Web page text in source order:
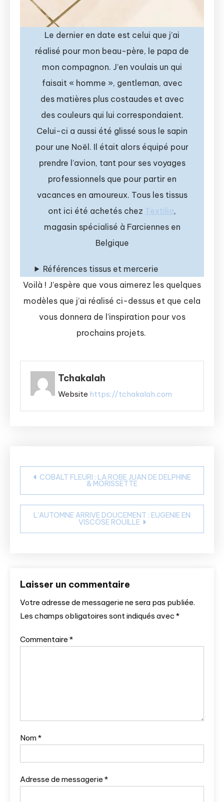
Le dernier en date est celui que j’ai
réalisé pour mon beau-père, le papa de
mon compagnon. J’en voulais un qui
faisait « homme », gentleman, avec
des matières plus costaudes et avec
des couleurs qui lui correspondaient.
Celui-ci a aussi été glissé sous le sapin
pour une Noël. Il était alors équipé pour
prendre l’avion, tant pour ses voyages
professionnels que pour partir en
vacances en amoureux. Tous les tissus
ont ici été achetés chez Textilia,
magasin spécialisé à Farciennes en
Belgique
Références tissus et mercerie
Voilà ! J’espère que vous aimerez les quelques
modèles que j’ai réalisé ci-dessus et que cela
vous donnera de l’inspiration pour vos
prochains projets.
Tchakalah
Website https://tchakalah.com
Navigation
de
l’article
COBALT FLEURI : LA ROBE JUAN DE DELPHINE
& MORISSETTE
L’AUTOMNE ARRIVE DOUCEMENT : EUGENIE EN
VISCOSE ROUILLE
Laisser un commentaire
Votre adresse de messagerie ne sera pas publiée.
Les champs obligatoires sont indiqués avec *
Commentaire *
Nom*
Adresse de messagerie *